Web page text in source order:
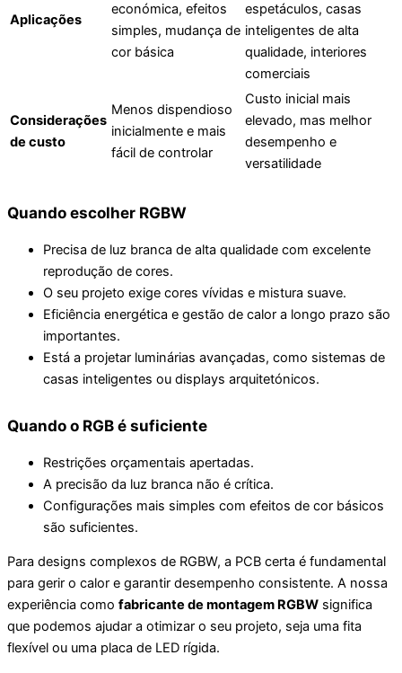
Aplicações
económica, efeitos
simples, mudança de
cor básica
espetáculos, casas
inteligentes de alta
qualidade, interiores
comerciais
Considerações
de custo
Menos dispendioso
inicialmente e mais
fácil de controlar
Custo inicial mais
elevado, mas melhor
desempenho e
versatilidade
Quando escolher RGBW
Precisa de luz branca de alta qualidade com excelente
reprodução de cores.
O seu projeto exige cores vívidas e mistura suave.
Eficiência energética e gestão de calor a longo prazo são
importantes.
Está a projetar luminárias avançadas, como sistemas de
casas inteligentes ou displays arquitetónicos.
Quando o RGB é suficiente
Restrições orçamentais apertadas.
A precisão da luz branca não é crítica.
Configurações mais simples com efeitos de cor básicos
são suficientes.
Para designs complexos de RGBW, a PCB certa é fundamental
para gerir o calor e garantir desempenho consistente. A nossa
experiência como fabricante de montagem RGBW significa
que podemos ajudar a otimizar o seu projeto, seja uma fita
flexível ou uma placa de LED rígida.